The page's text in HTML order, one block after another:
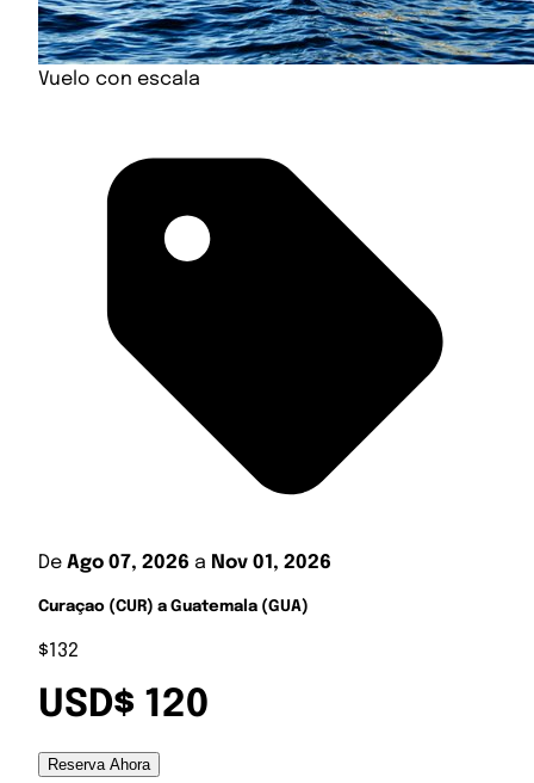
Vuelo con escala
De Ago 07, 2026 a Nov 01, 2026
Curaçao (CUR) a Guatemala (GUA)
$132
USD$ 120
Reserva Ahora